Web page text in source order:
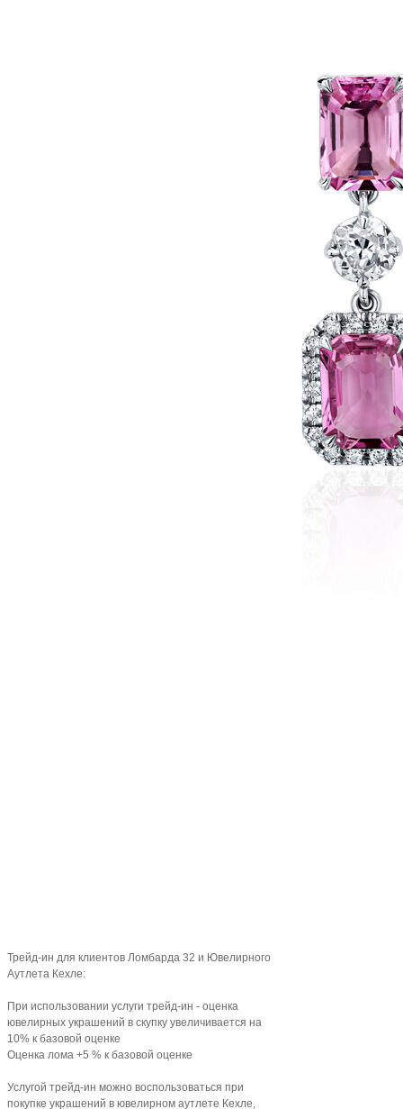
Трейд-ин для клиентов Ломбарда 32 и Ювелирного
Аутлета Кехле:
При использовании услуги трейд-ин - оценка
ювелирных украшений в скупку увеличивается на
10% к базовой оценке
Оценка лома +5 % к базовой оценке
Услугой трейд-ин можно воспользоваться при
покупке украшений в ювелирном аутлете Кехле,